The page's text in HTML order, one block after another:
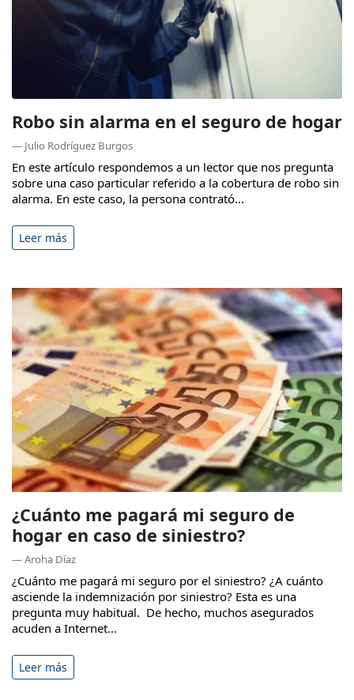
Robo sin alarma en el seguro de hogar
— Julio Rodríguez Burgos
En este artículo respondemos a un lector que nos pregunta
sobre una caso particular referido a la cobertura de robo sin
alarma. En este caso, la persona contrató...
Leer más
¿Cuánto me pagará mi seguro de
hogar en caso de siniestro?
— Aroha Díaz
¿Cuánto me pagará mi seguro por el siniestro? ¿A cuánto
asciende la indemnización por siniestro? Esta es una
pregunta muy habitual. De hecho, muchos asegurados
acuden a Internet...
Leer más